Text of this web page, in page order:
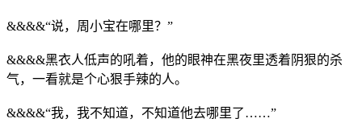
&&&&“说，周小宝在哪里？”
&&&&黑衣人低声的吼着，他的眼神在黑夜里透着阴狠的杀
气，一看就是个心狠手辣的人。
&&&&“我，我不知道，不知道他去哪里了……”